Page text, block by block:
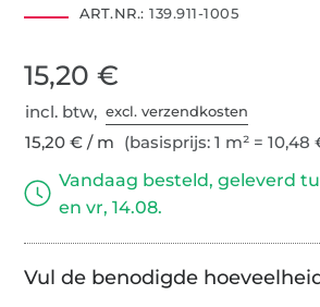
ART.NR.: 139.911-1005
15,20 €
incl. btw,excl. verzendkosten
15,20 € / m (basisprijs: 1 m² = 10,48
Vandaag besteld, geleverd
en vr, 14.08.
Vul de benodigde